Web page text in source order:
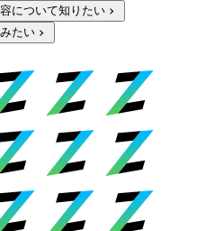
について知りたい
たい